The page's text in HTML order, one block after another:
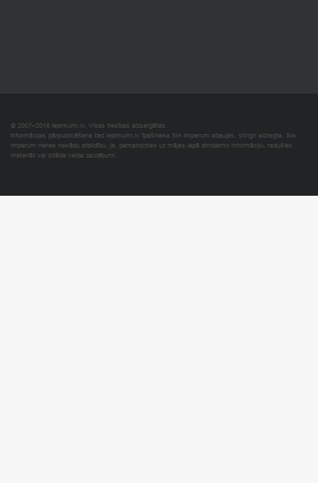
© 2007–2018 Iepirkumi.lv. Visas tiesības aizsargātas.
Informācijas pārpublicēšana bez iepirkumi.lv īpašnieka SIA Imperum atļaujas, stingri aizliegta. SIA
Imperum nenes nekādu atbildību, ja, pamatojoties uz mājas lapā atrodamo informāciju, radušies
materiāli vai citāda veida zaudējumi.